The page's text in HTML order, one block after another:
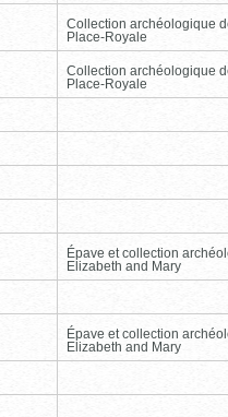
Collection archéologique
Place-Royale
Collection archéologique
Place-Royale
Épave et collection
Elizabeth and Mary
Épave et collection
Elizabeth and Mary